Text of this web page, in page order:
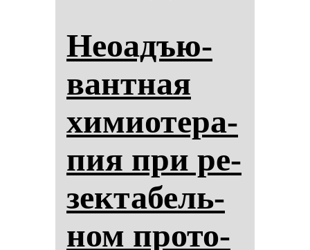
Неоадъю­
ван­тная
хи­ми­оте­ра­
пия при ре­
зек­та­бель­
ном про­то­